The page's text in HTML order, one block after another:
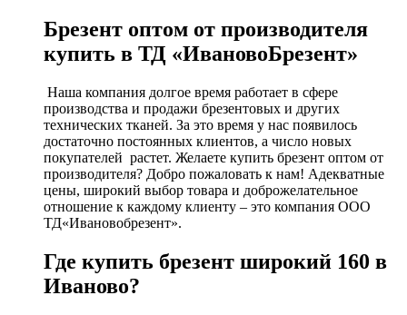
Брезент оптом от производителя
купить в ТД «ИвановоБрезент»
Наша компания долгое время работает в сфере
производства и продажи брезентовых и других
технических тканей. За это время у нас появилось
достаточно постоянных клиентов, а число новых
покупателей растет. Желаете купить брезент оптом от
производителя? Добро пожаловать к нам! Адекватные
цены, широкий выбор товара и доброжелательное
отношение к каждому клиенту – это компания ООО
ТД«Ивановобрезент».
Где купить брезент широкий 160 в
Иваново?